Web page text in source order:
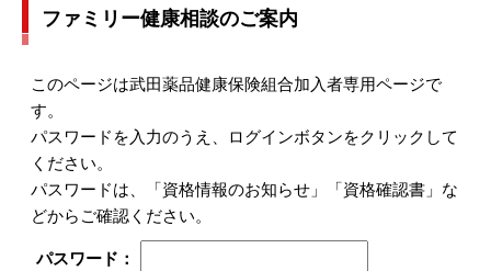
ファミリー健康相談のご案内
このページは武田薬品健康保険組合加入者専用ページで
す。
パスワードを入力のうえ、ログインボタンをクリックして
ください。
パスワードは、「資格情報のお知らせ」「資格確認書」な
どからご確認ください。
パスワード：